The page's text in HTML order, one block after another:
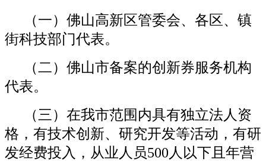
（一）佛山高新区管委会、各区、镇
街科技部门代表。
（二）佛山市备案的创新券服务机构
代表。
（三）在我市范围内具有独立法人资
格，有技术创新、研究开发等活动，有研
发经费投入，从业人员500人以下且年营